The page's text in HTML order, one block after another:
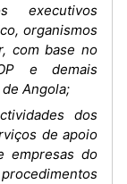
executivos
organismos
com base no
e demais
Angola;
dos
de apoio
empresas do